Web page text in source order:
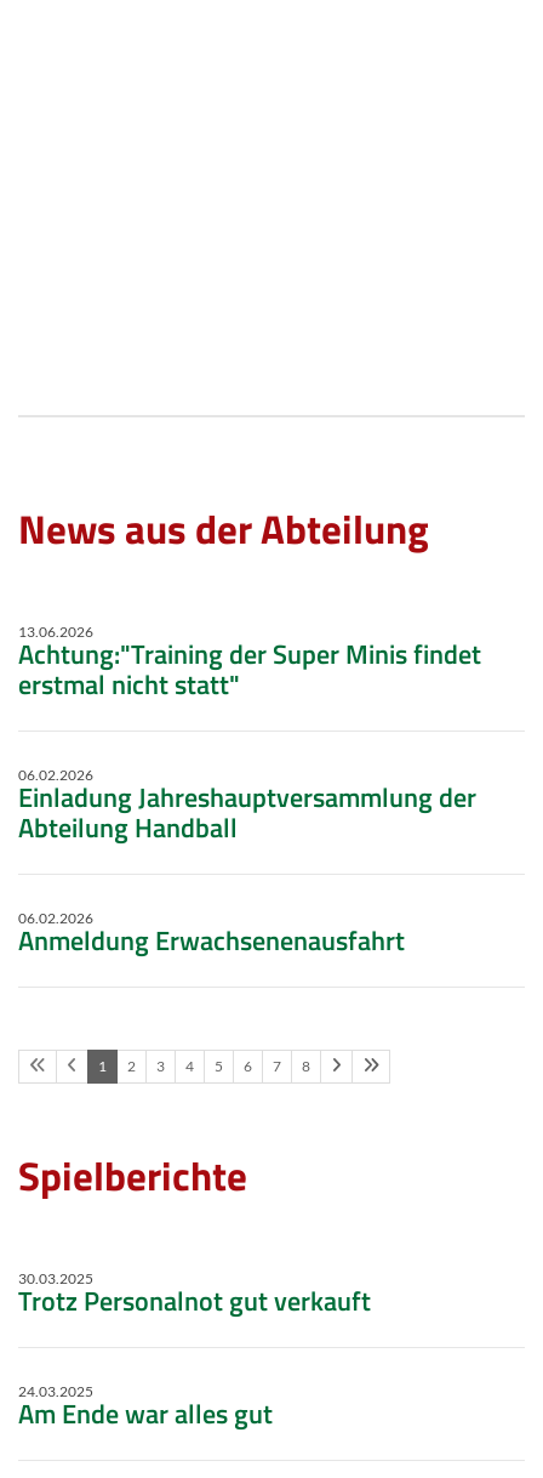
News aus der Abteilung
13.06.2026
Achtung:"Training der Super Minis findet
erstmal nicht statt"
06.02.2026
Einladung Jahreshauptversammlung der
Abteilung Handball
06.02.2026
Anmeldung Erwachsenenausfahrt
1 2 3 4 5 6 7 8
Spielberichte
30.03.2025
Trotz Personalnot gut verkauft
24.03.2025
Am Ende war alles gut